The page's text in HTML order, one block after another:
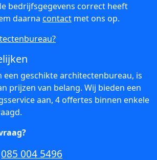
bedrijfsgegevens correct heeft
daarna contact met ons op.
een geschikte architectenbureau, is
prijzen van belang. Wij bieden een
aan, 4 offertes binnen enkele
085 004 5496